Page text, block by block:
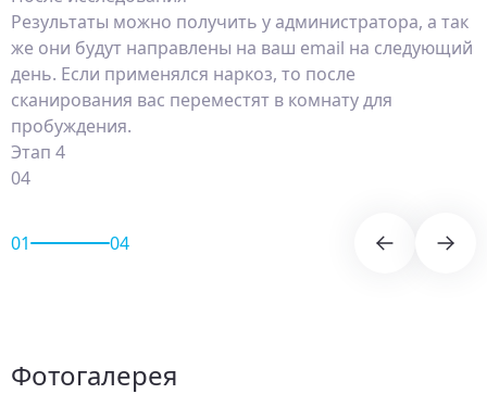
Результаты можно получить у администратора, а так
же они будут направлены на ваш email на следующий
день. Если применялся наркоз, то после
сканирования вас переместят в комнату для
пробуждения.
Этап 4
04
01 04
Фотогалерея